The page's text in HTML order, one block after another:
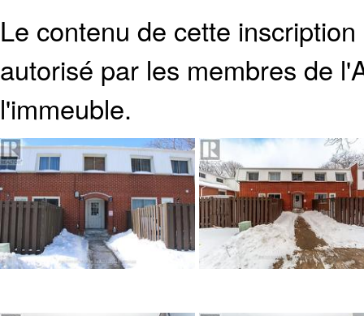
Le contenu de cette
autorisé par les membres de
l'immeuble.